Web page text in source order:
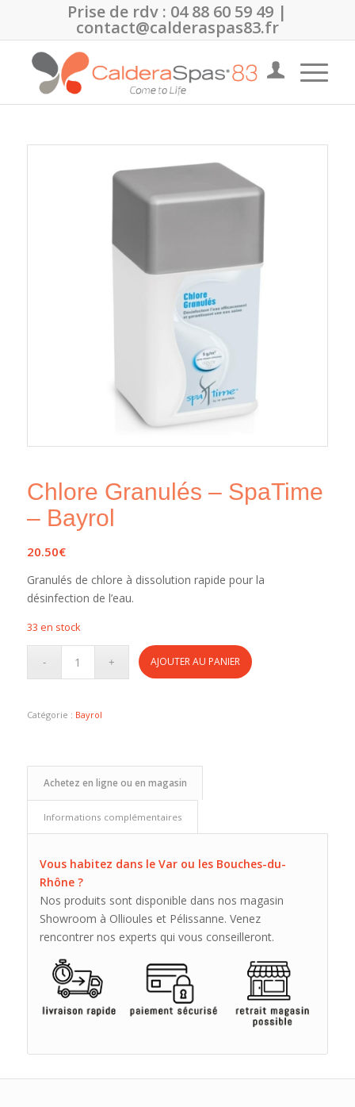
Prise de rdv : 04 88 60 59 49 |
contact@calderaspas83.fr
Chlore Granulés – SpaTime
– Bayrol
20.50€
Granulés de chlore à dissolution rapide pour la
désinfection de l’eau.
33 en stock
AJOUTER AU PANIER
Catégorie : Bayrol
Achetez en ligne ou en magasin
Informations complémentaires
Vous habitez dans le Var ou les Bouches-du-
Rhône ?
Nos produits sont disponible dans nos magasin
Showroom à Ollioules et Pélissanne. Venez
rencontrer nos experts qui vous conseilleront.